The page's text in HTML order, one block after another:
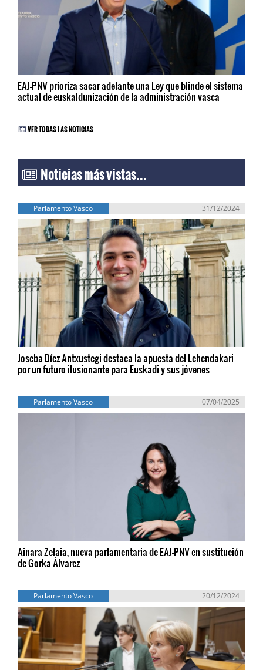
EAJ-PNV prioriza sacar adelante una Ley que blinde el sistema
actual de euskaldunización de la administración vasca
VER TODAS LAS NOTICIAS
Noticias más vistas...
Parlamento Vasco 31/12/2024
Joseba Díez Antxustegi destaca la apuesta del Lehendakari
por un futuro ilusionante para Euskadi y sus jóvenes
Parlamento Vasco 07/04/2025
Ainara Zelaia, nueva parlamentaria de EAJ-PNV en sustitución
de Gorka Álvarez
Parlamento Vasco 20/12/2024